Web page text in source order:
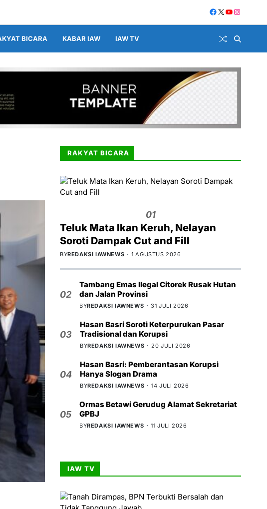
BICARA KABAR IAW IAW TV
RAKYAT BICARA
01
Teluk Mata Ikan Keruh, Nelayan
Soroti Dampak Cut and Fill
BYREDAKSI IAWNEWS 1 AGUSTUS 2026
02
Tambang Emas Ilegal Citorek Rusak Hutan
dan Jalan Provinsi
BYREDAKSI IAWNEWS 31 JULI 2026
03
Hasan Basri Soroti Keterpurukan Pasar
Tradisional dan Korupsi
BYREDAKSI IAWNEWS 20 JULI 2026
04
Hasan Basri: Pemberantasan Korupsi
Hanya Slogan Drama
BYREDAKSI IAWNEWS 14 JULI 2026
05
Ormas Betawi Gerudug Alamat Sekretariat
GPBJ
BYREDAKSI IAWNEWS 11 JULI 2026
IAW TV